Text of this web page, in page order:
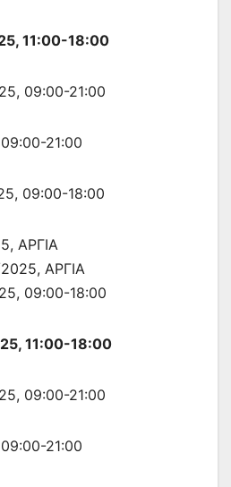
11:00-18:00
09:00-21:00
21:00
09:00-18:00
ΑΡΓΙΑ
ΑΡΓΙΑ
09:00-18:00
11:00-18:00
09:00-21:00
21:00